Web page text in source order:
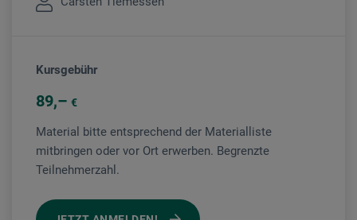
Kursgebühr
89 €
Material bitte entsprechend der Materialliste
mitbringen oder vor Ort erwerben. Begrenzte
Teilnehmerzahl.